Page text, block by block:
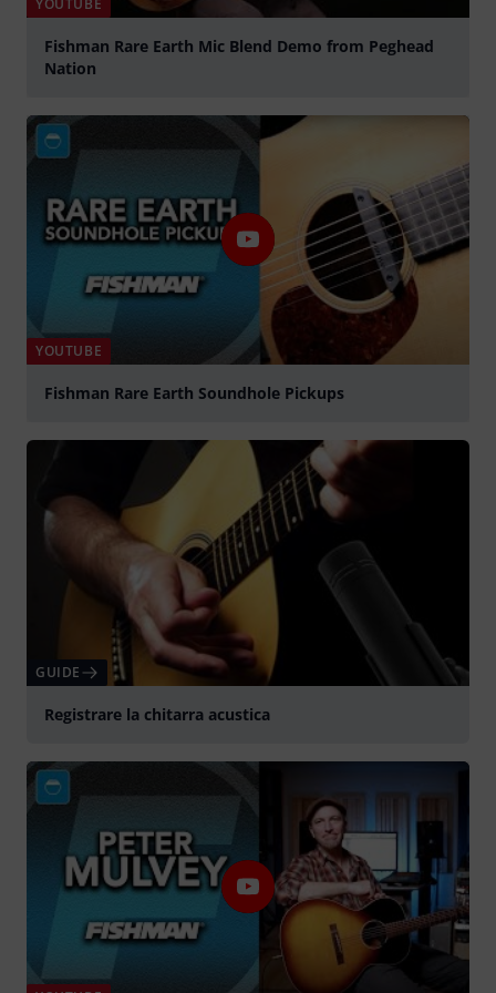
Fishman Rare Earth Mic Blend Demo from Peghead
Nation
YOUTUBE
Fishman Rare Earth Soundhole Pickups
GUIDE
Registrare la chitarra acustica